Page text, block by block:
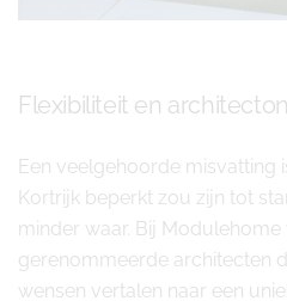
Flexibiliteit en
Een veelgehoorde misvatting
Kortrijk beperkt zou zijn tot
minder waar. Bij
gerenommeerde architecten
wensen vertalen naar een